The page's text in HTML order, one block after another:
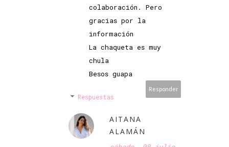
colaboración. Pero
gracias por la
información
La chaqueta es muy
chula
Besos guapa
Responder
Respuestas
AITANA
ALAMÁN